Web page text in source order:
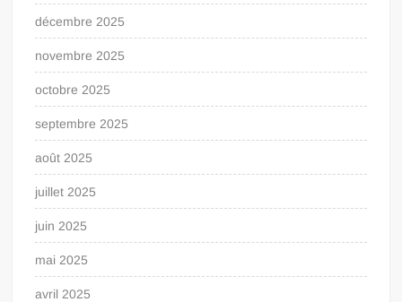
décembre 2025
novembre 2025
octobre 2025
septembre 2025
août 2025
juillet 2025
juin 2025
mai 2025
avril 2025